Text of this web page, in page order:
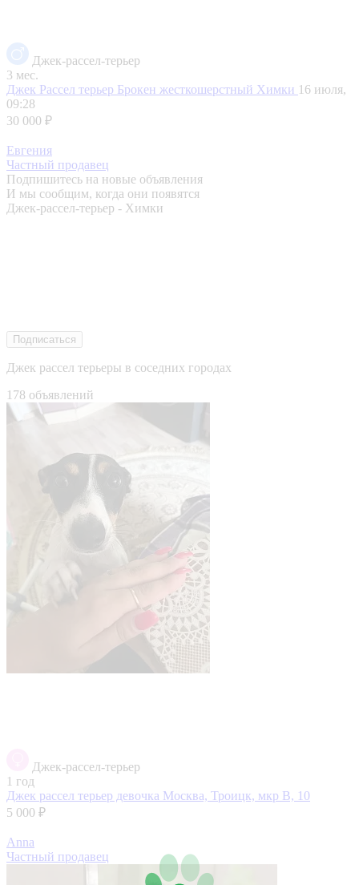
Джек-рассел-терьер
3 мес.
Джек Рассел терьер Брокен жесткошерстный Химки 16 июля,
09:28
30 000 ₽
Евгения
Частный продавец
Подпишитесь на новые объявления
И мы сообщим, когда они появятся
Джек-рассел-терьер - Химки
Подписаться
Джек рассел терьеры в соседних городах
178 объявлений
Джек-рассел-терьер
1 год
Джек рассел терьер девочка Москва, Троицк, мкр В, 10
5 000 ₽
Anna
Частный продавец